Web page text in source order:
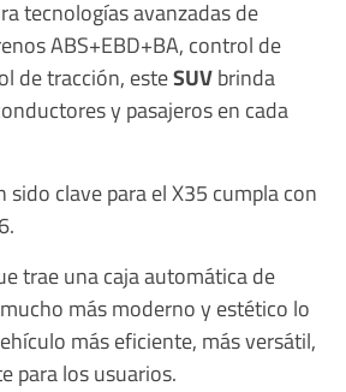
tecnologías avanzadas de
ABS+EBD+BA, control de
de tracción, esteSUVbrinda
y pasajeros en cada
clave para el X35 cumpla con
trae una caja automática de
más moderno y estético lo
más eficiente, más versátil,
para los usuarios.